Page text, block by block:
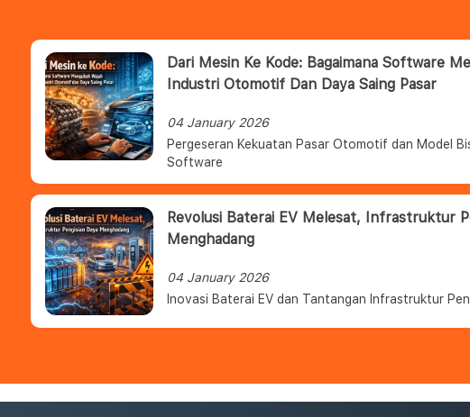
Dari Mesin Ke Kode: Bagaimana Software
Industri Otomotif Dan Daya Saing Pasar
04 January 2026
Pergeseran Kekuatan Pasar Otomotif dan Model
Software
Revolusi Baterai EV Melesat, Infrastruktur
Menghadang
04 January 2026
Inovasi Baterai EV dan Tantangan Infrastruktur